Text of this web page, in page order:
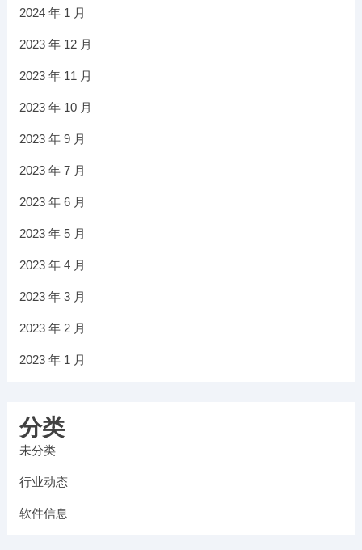
2024 年 1 月
2023 年 12 月
2023 年 11 月
2023 年 10 月
2023 年 9 月
2023 年 7 月
2023 年 6 月
2023 年 5 月
2023 年 4 月
2023 年 3 月
2023 年 2 月
2023 年 1 月
分类
未分类
行业动态
软件信息